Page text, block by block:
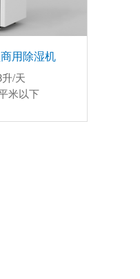
用除湿机
/天
米以下